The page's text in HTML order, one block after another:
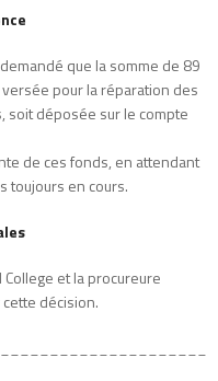
que la somme de 89
pour la réparation des
soit déposée sur le compte
de ces fonds, en attendant
toujours en cours.
et la procureure
décision.